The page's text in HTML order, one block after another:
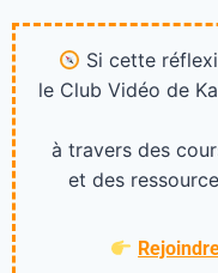
Si cette
le Club Vidéo de
à travers des
et des